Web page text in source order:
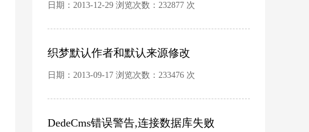
日期：2013-12-29 浏览次数：232877 次
织梦默认作者和默认来源修改
日期：2013-09-17 浏览次数：233476 次
DedeCms错误警告,连接数据库失败